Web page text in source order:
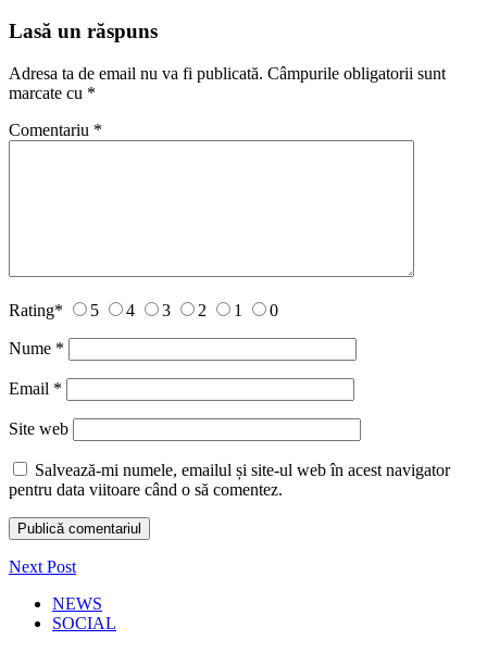
Lasă un răspuns
Adresa ta de email nu va fi publicată. Câmpurile obligatorii sunt
marcate cu *
Comentariu *
Rating* 5 4 3 2 1 0
Nume *
Email *
Site web
Salvează-mi numele, emailul și site-ul web în acest navigator
pentru data viitoare când o să comentez.
Next Post
NEWS
SOCIAL